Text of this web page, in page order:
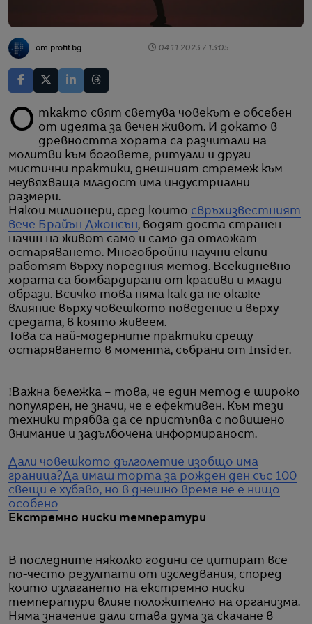
от profit.bg 04.11.2023 / 13:05
Откакто свят светува човекът е обсебен от идеята за вечен живот. И докато в
древността хората са разчитали на
молитви към боговете, ритуали и други
мистични практики, днешният стремеж към
неувяхваща младост има индустриални
размери.
Някои милионери, сред които свръхизвестният
вече Брайън Джонсън, водят доста странен
начин на живот само и само да отложат
остаряването. Многобройни научни екипи
работят върху поредния метод. Всекидневно
хората са бомбардирани от красиви и млади
образи. Всичко това няма как да не окаже
влияние върху човешкото поведение и върху
средата, в която живеем.
Това са най-модерните практики срещу
остаряването в момента, събрани от Insider.
!Важна бележка – това, че един метод е широко
популярен, не значи, че е ефективен. Към тези
техники трябва да се пристъпва с повишено
внимание и задълбочена информираност.
Дали човешкото дълголетие изобщо има
граница?Да имаш торта за рожден ден със 100
свещи е хубаво, но в днешно време не е нищо
особено
Екстремно ниски температури
В последните няколко години се цитират все
по-често резултати от изследвания, според
които излагането на екстремно ниски
температури влияе положително на организма.
Няма значение дали става дума за скачане в